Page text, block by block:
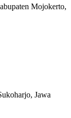
Mojokerto,
Jawa